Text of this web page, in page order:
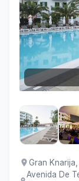
Gran
Avenida De